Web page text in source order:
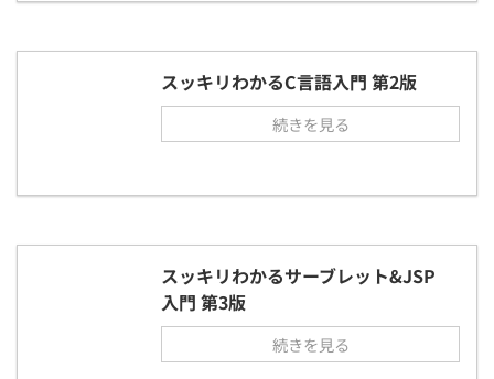
スッキリわかるC言語入門 第2版
続きを見る
スッキリわかるサーブレット&JSP
入門 第3版
続きを見る